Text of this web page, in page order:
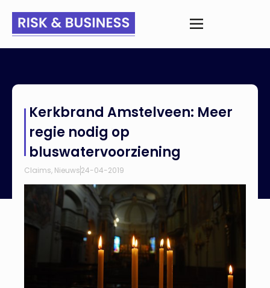
bluswatervoorziening
Kerkbrand Amstelveen: Meer
regie nodig op
bluswatervoorziening
Claims, Nieuws24-04-2019